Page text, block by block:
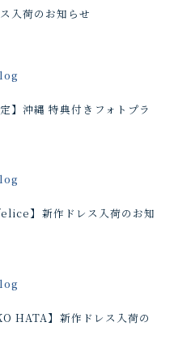
入荷のお知らせ
定】沖縄 特典付きフォトプラ
】新作ドレス入荷のお知
HATA】新作ドレス入荷の